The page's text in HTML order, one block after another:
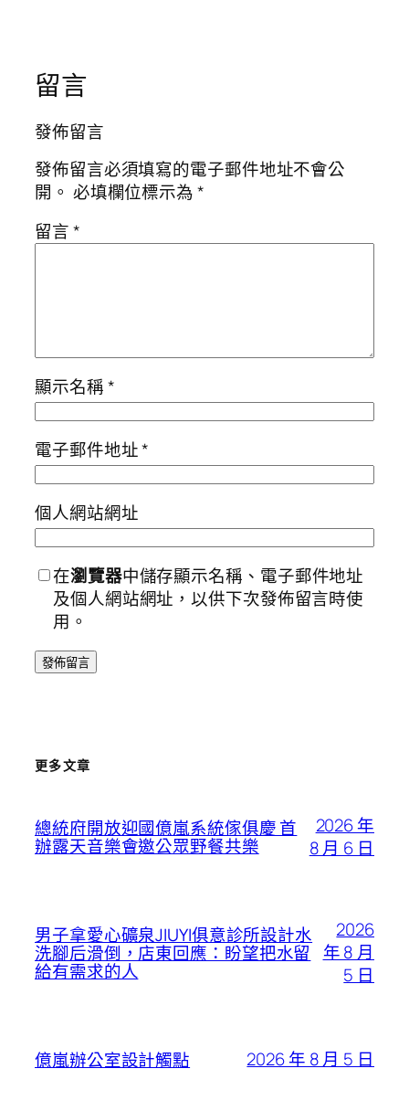
留言
發佈留言
發佈留言必須填寫的電子郵件地址不會公
開。 必填欄位標示為*
留言*
顯示名稱*
電子郵件地址*
個人網站網址
在瀏覽器中儲存顯示名稱、電子郵件地址
及個人網站網址，以供下次發佈留言時使
用。
更多文章
總統府開放迎國億嵐系統傢俱慶 首
辦露天音樂會邀公眾野餐共樂
2026 年
8 月 6 日
男子拿愛心礦泉JIUYI俱意診所設計水
洗腳后滑倒，店東回應：盼望把水留
給有需求的人
2026
年 8 月
5 日
億嵐辦公室設計觸點 2026 年 8 月 5 日